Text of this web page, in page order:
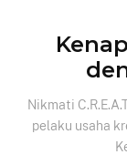
Nikmati
pelaku usaha